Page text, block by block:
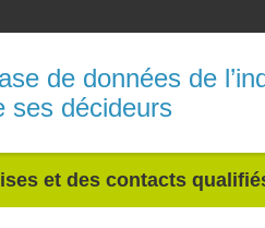
de données de
ses décideurs
et des contacts